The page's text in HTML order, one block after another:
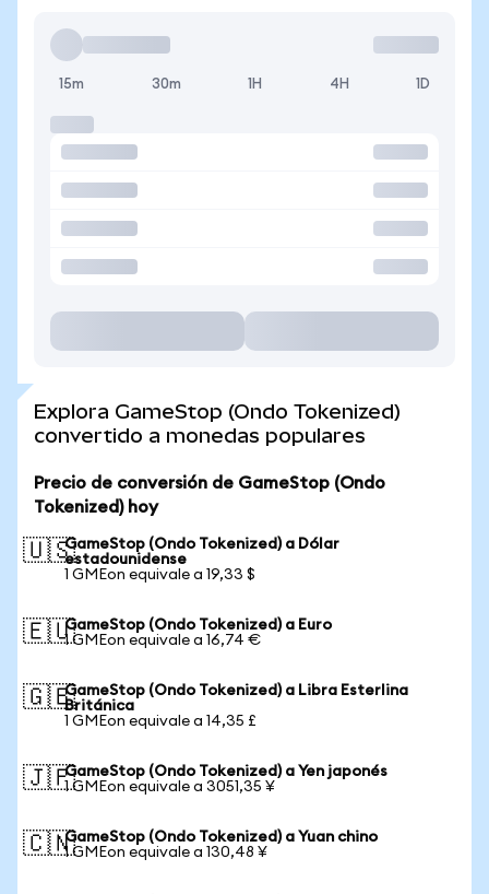
15m 30m 1H 4H 1D
Explora GameStop (Ondo Tokenized)
convertido a monedas populares
Precio de conversión de GameStop (Ondo
Tokenized) hoy
🇺🇸GameStop (Ondo Tokenized) a Dólar
estadounidense
1 GMEon equivale a 19,33 $
🇪🇺GameStop (Ondo Tokenized) a Euro
1 GMEon equivale a 16,74 €
🇬🇧GameStop (Ondo Tokenized) a Libra Esterlina
Británica
1 GMEon equivale a 14,35 £
🇯🇵GameStop (Ondo Tokenized) a Yen japonés
1 GMEon equivale a 3051,35 ¥
🇨🇳GameStop (Ondo Tokenized) a Yuan chino
1 GMEon equivale a 130,48 ¥